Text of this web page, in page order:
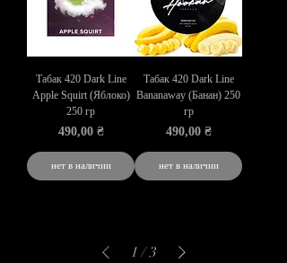
Табак 420 Dark Line
Apple Squirt (Яблоко)
250 гр
Цена
490,00 ₴
нет в наличии
Табак 420 Dark Line
Bananaway (Банан) 250
гр
Цена
490,00 ₴
нет в наличии
1 / 3